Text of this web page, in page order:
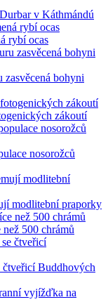
v Káthmándú
rybí ocas
zasvěcená bohyni
zákoutí
nosorožců
modlitební praporky
500 chrámů
čtveřicí Buddhových